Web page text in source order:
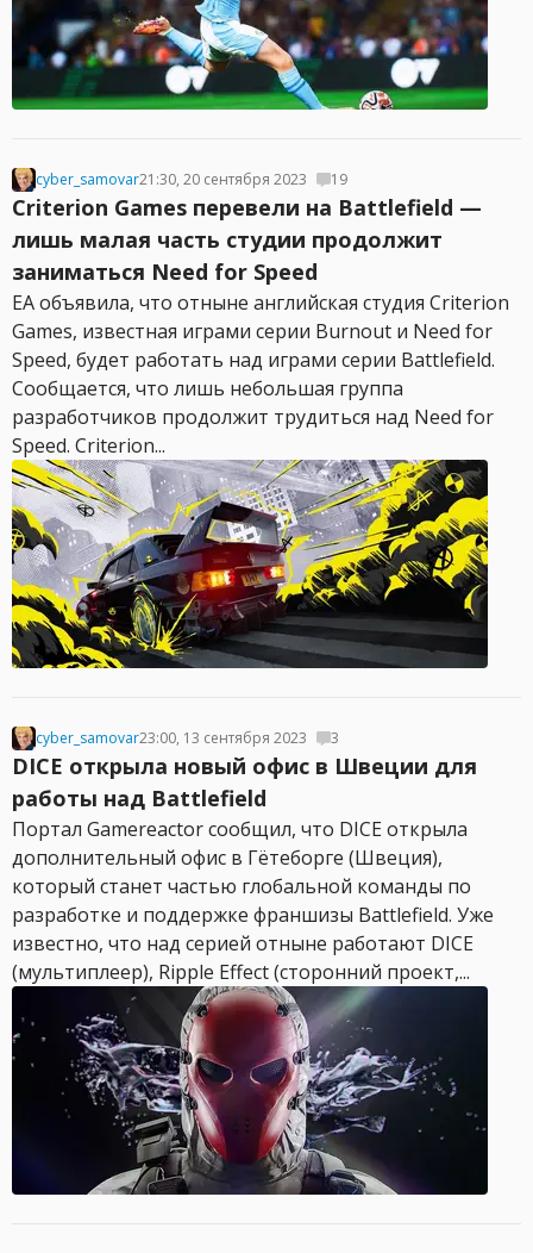
cyber_samovar21:30, 20 сентября 2023 19
Criterion Games перевели на Battlefield —
лишь малая часть студии продолжит
заниматься Need for Speed
EA объявила, что отныне английская студия Criterion
Games, известная играми серии Burnout и Need for
Speed, будет работать над играми серии Battlefield.
Сообщается, что лишь небольшая группа
разработчиков продолжит трудиться над Need for
Speed. Criterion...
cyber_samovar23:00, 13 сентября 2023 3
DICE открыла новый офис в Швеции для
работы над Battlefield
Портал Gamereactor сообщил, что DICE открыла
дополнительный офис в Гётеборге (Швеция),
который станет частью глобальной команды по
разработке и поддержке франшизы Battlefield. Уже
известно, что над серией отныне работают DICE
(мультиплеер), Ripple Effect (сторонний проект,...